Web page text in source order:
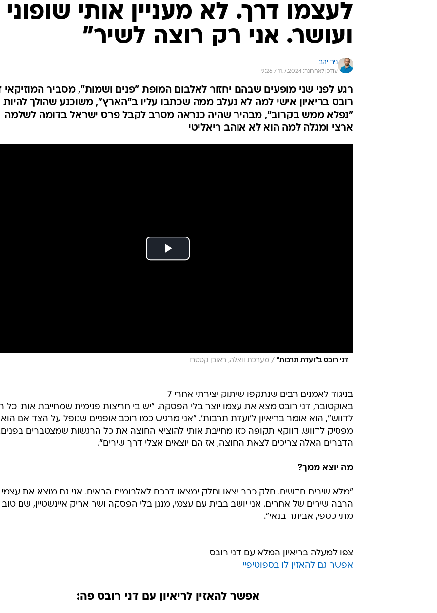
לעצמו דרך. לא מעניין אותי שופוני
ועושר. אני רק רוצה לשיר"
ניר יהב
עודכן לאחרונה: 11.7.2024 / 9:26
רגע לפני שני מופעים שבהם יחזור לאלבום המופת "פנים ושמות", מסביר המוזיקאי
רובס בריאיון אישי למה לא נעלב ממה שכתבו עליו ב"הארץ", משוכנע שהולך
"נפלא ממש בקרוב", מבהיר שהיה כנראה מסרב לקבל פרס ישראל בדומה לשלמה
ארצי ומגלה למה הוא לא אוהב ריאליטי
דני רובס ב"ועדת תרבות" / מערכת וואלה, ראובן קסטרו
בניגוד לאמנים רבים שנתקפו שיתוק יצירתי אחרי 7
באוקטובר, דני רובס מצא את עצמו יוצר בלי הפסקה. "יש בי חריצות פנימית שמחייבת אותי כל
לדווש", הוא אומר בריאיון ל'ועדת תרבות'. "אני מרגיש כמו רוכב אופניים שנופל על הצד אם הוא
מפסיק לדווש. דווקא תקופה כזו מחייבת אותי להוציא החוצה את כל הרגשות שמצטברים
הדברים האלה צריכים לצאת החוצה, אז הם יוצאים אצלי דרך שירים".
מה יוצא ממך?
"מלא שירים חדשים. חלק כבר יצאו וחלק ימצאו דרכם לאלבומים הבאים. אני גם מוצא את
הרבה שירים של אחרים. אני יושב בבית עם עצמי, מנגן בלי הפסקה ושר אריק איינשטיין, שם טוב
מתי כספי, אביתר בנאי".
צפו למעלה בריאיון המלא עם דני רובס
אפשר גם להאזין לו בספוטיפיי
אפשר להאזין לריאיון עם דני רובס פה: